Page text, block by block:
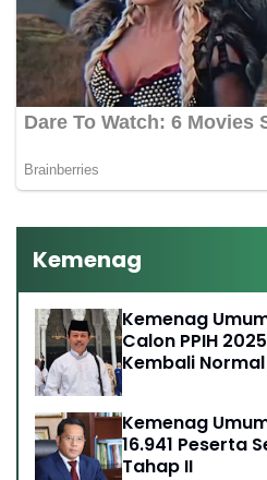
Kemenag
Kemenag
Calon PPIH
Kembali
Kemenag
16.941 Peserta
Tahap II